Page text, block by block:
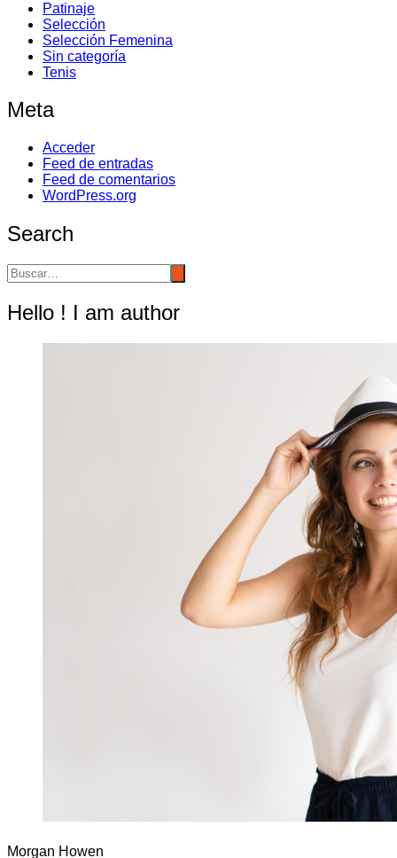
Patinaje
Selección
Selección Femenina
Sin categoría
Tenis
Meta
Acceder
Feed de entradas
Feed de comentarios
WordPress.org
Search
Hello ! I am author
Morgan Howen